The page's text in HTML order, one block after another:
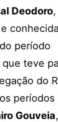
Deodoro
período
que teve
do
períodos
Gouveia